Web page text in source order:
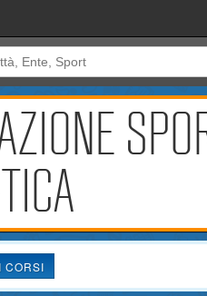
CORSI